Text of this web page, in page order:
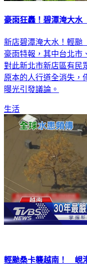
豪雨狂轟！碧潭淹大
新店碧潭淹大水！輕颱
豪雨特報，其中台北市
對此新北市新店區有民
原本的人行道全消失，
曝光引發議論。
生活
輕颱桑卡襲越南！ 峴